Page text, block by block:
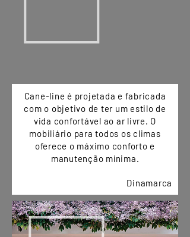
Cane-line é projetada e fabricada
com o objetivo de ter um estilo de
vida confortável ao ar livre. O
mobiliário para todos os climas
oferece o máximo conforto e
manutenção mínima.
Dinamarca